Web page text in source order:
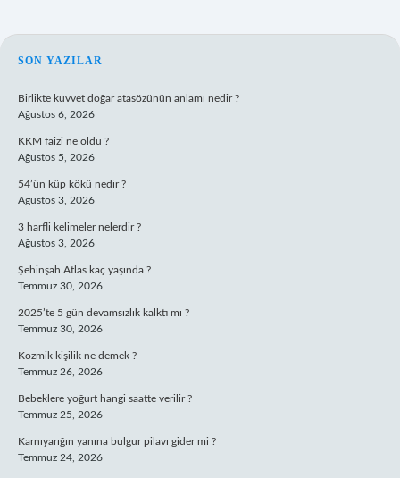
SIDEBAR
SON YAZILAR
Birlikte kuvvet doğar atasözünün anlamı nedir ?
Ağustos 6, 2026
KKM faizi ne oldu ?
Ağustos 5, 2026
54’ün küp kökü nedir ?
Ağustos 3, 2026
3 harfli kelimeler nelerdir ?
Ağustos 3, 2026
Şehinşah Atlas kaç yaşında ?
Temmuz 30, 2026
2025’te 5 gün devamsızlık kalktı mı ?
Temmuz 30, 2026
Kozmik kişilik ne demek ?
Temmuz 26, 2026
Bebeklere yoğurt hangi saatte verilir ?
Temmuz 25, 2026
Karnıyarığın yanına bulgur pilavı gider mi ?
Temmuz 24, 2026